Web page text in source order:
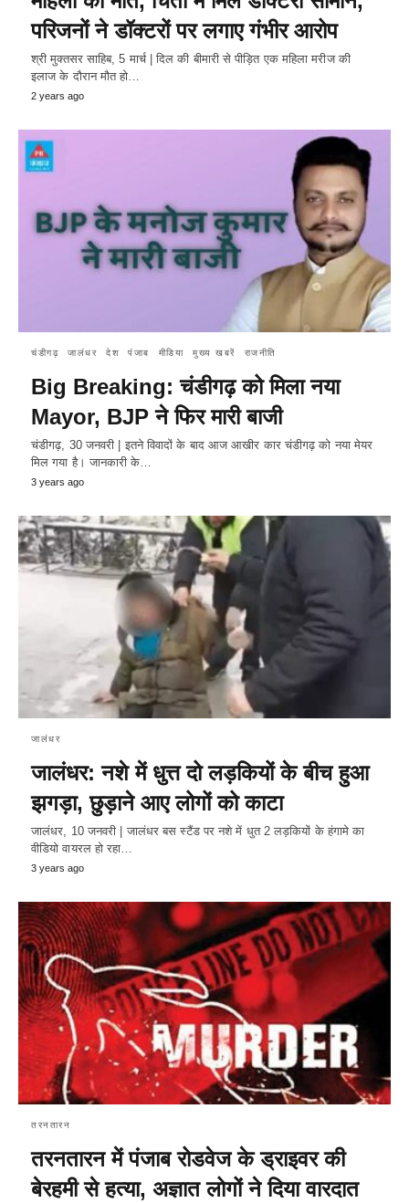
परिजनों ने डॉक्टरों पर लगाए गंभीर आरोप
श्री मुक्तसर साहिब, 5 मार्च | दिल की बीमारी से पीड़ित एक महिला मरीज की
इलाज के दौरान मौत हो…
2 years ago
चंडीगढ़ जालंधर देश पंजाब मीडिया मुख्य खबरें राजनीति
Big Breaking: चंडीगढ़ को मिला नया
Mayor, BJP ने फिर मारी बाजी
चंडीगढ़, 30 जनवरी | इतने विवादों के बाद आज आखीर कार चंडीगढ़ को नया मेयर
मिल गया है। जानकारी के…
3 years ago
जालंधर
जालंधर: नशे में धुत्त दो लड़कियों के बीच हुआ
झगड़ा, छुड़ाने आए लोगों को काटा
जालंधर, 10 जनवरी | जालंधर बस स्टैंड पर नशे में धुत 2 लड़कियों के हंगामे का
वीडियो वायरल हो रहा…
3 years ago
तरनतारन
तरनतारन में पंजाब रोडवेज के ड्राइवर की
बेरहमी से हत्या, अज्ञात लोगों ने दिया वारदात